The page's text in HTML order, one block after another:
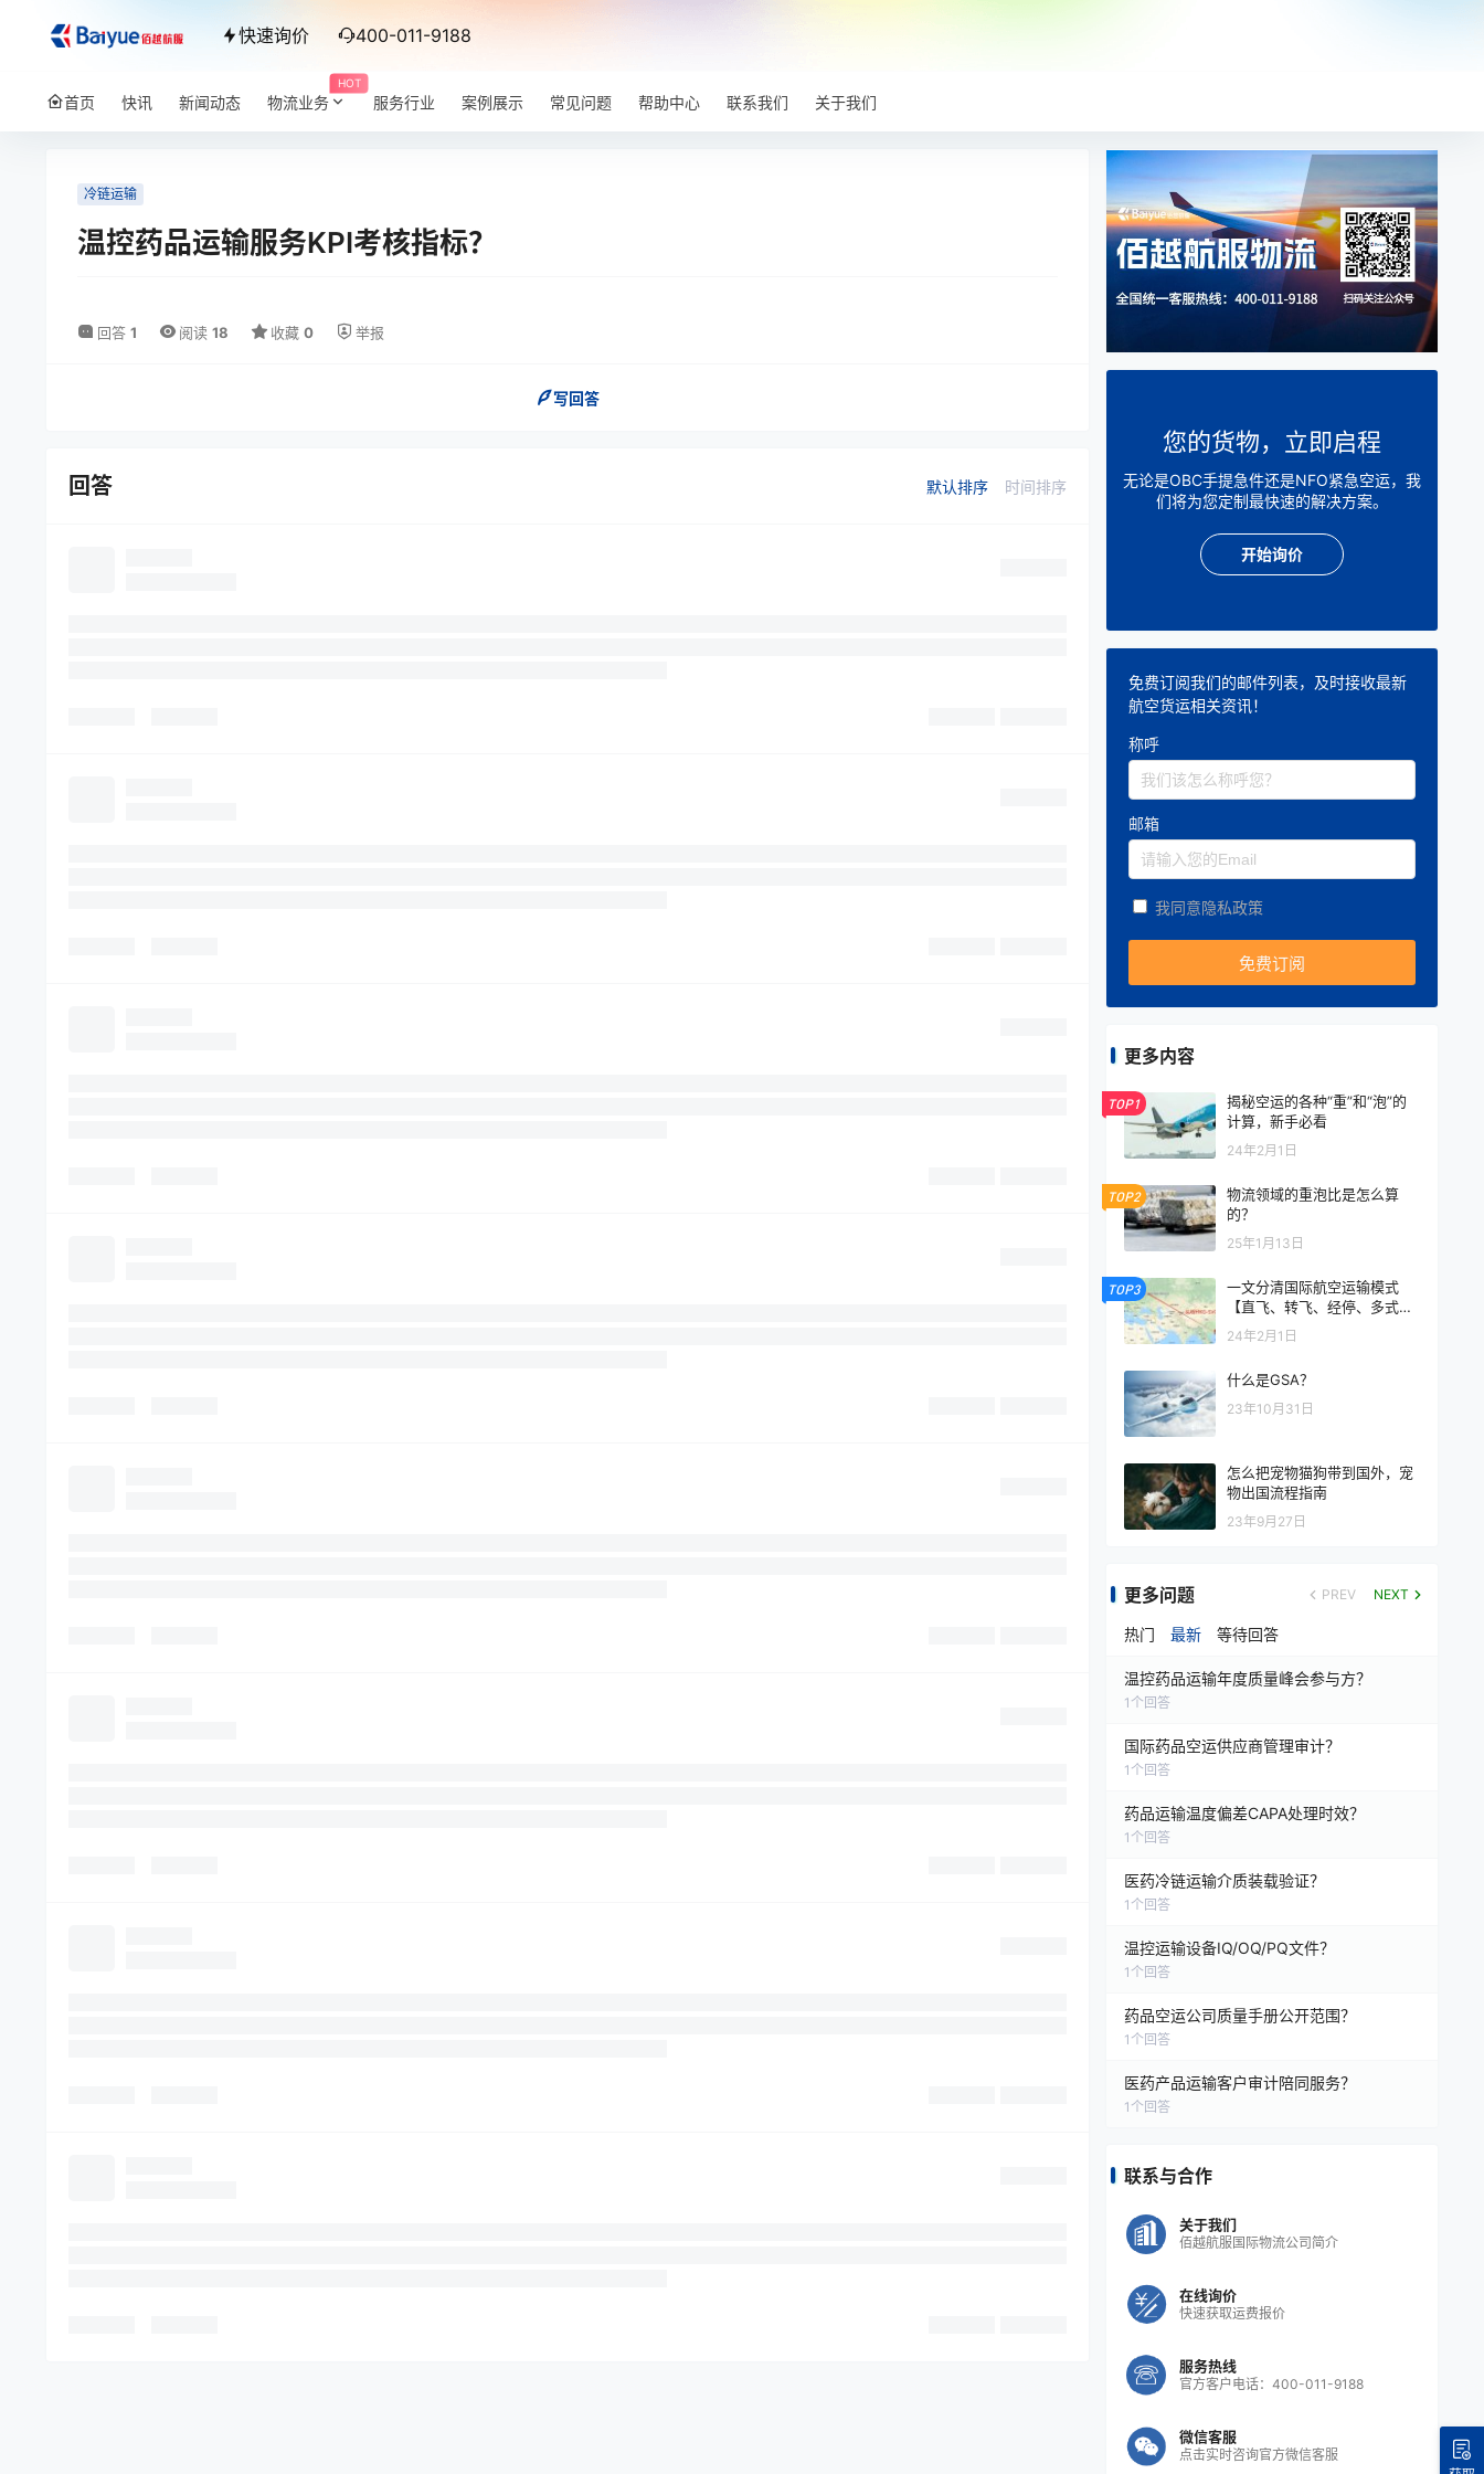
快速询价 400-011-9188
首页 快讯 新闻动态
HOT
物流业务 服务行业 案例展示 常见问题 帮助中心 联系我们 关于我们
冷链运输
温控药品运输服务KPI考核指标？
回答 1 阅读 18 收藏 0 举报
写回答
回答 默认排序 时间排序
您的货物，立即启程
无论是OBC手提急件还是NFO紧急空运，我
们将为您定制最快速的解决方案。
开始询价
免费订阅我们的邮件列表，及时接收最新
航空货运相关资讯！
称呼
邮箱
我同意隐私政策
更多内容
TOP1
揭秘空运的各种“重”和“泡”的
计算，新手必看
24年2月1日
TOP2
物流领域的重泡比是怎么算
的？
25年1月13日
TOP3
一文分清国际航空运输模式
【直飞、转飞、经停、多式联
运】
24年2月1日
什么是GSA？
23年10月31日
怎么把宠物猫狗带到国外，宠
物出国流程指南
23年9月27日
更多问题 PREV NEXT
热门 最新 等待回答
温控药品运输年度质量峰会参与方？
1 个回答
国际药品空运供应商管理审计？
1 个回答
药品运输温度偏差CAPA处理时效？
1 个回答
医药冷链运输介质装载验证？
1 个回答
温控运输设备IQ/OQ/PQ文件？
1 个回答
药品空运公司质量手册公开范围？
1 个回答
医药产品运输客户审计陪同服务？
1 个回答
联系与合作
关于我们
佰越航服国际物流公司简介
在线询价
快速获取运费报价
服务热线
官方客户电话：400-011-9188
微信客服
点击实时咨询官方微信客服